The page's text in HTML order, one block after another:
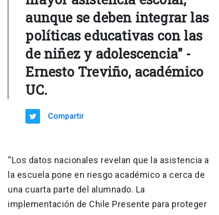
aunque se deben integrar las
políticas educativas con las
de niñez y adolescencia" -
Ernesto Treviño, académico
UC.
Compartir
“Los datos nacionales revelan que la asistencia a
la escuela pone en riesgo académico a cerca de
una cuarta parte del alumnado. La
implementación de Chile Presente para proteger